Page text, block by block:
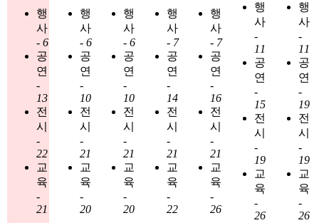
행
사
- 6
공
연
-
13
전
시
-
22
교
육
-
21
행
사
- 6
공
연
-
10
전
시
-
21
교
육
-
20
행
사
- 6
공
연
-
10
전
시
-
21
교
육
-
20
행
사
- 7
공
연
-
14
전
시
-
21
교
육
-
22
행
사
- 7
공
연
-
16
전
시
-
21
교
육
-
26
행
사
-
11
공
연
-
15
전
시
-
19
교
육
-
26
행
사
-
11
공
연
-
19
전
시
-
19
교
육
-
26